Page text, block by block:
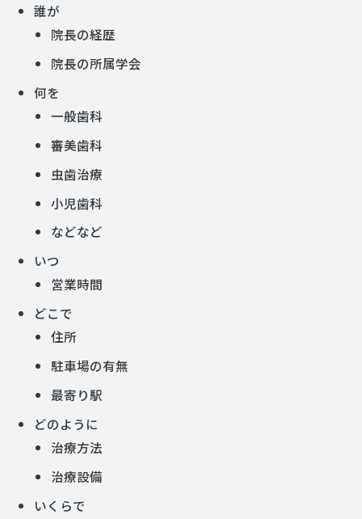
誰が
院長の経歴
院長の所属学会
何を
一般歯科
審美歯科
虫歯治療
小児歯科
などなど
いつ
営業時間
どこで
住所
駐車場の有無
最寄り駅
どのように
治療方法
治療設備
いくらで